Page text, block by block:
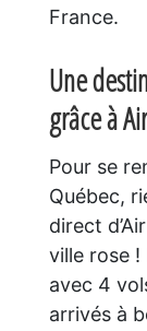
France.
Une
grâce à
Pour se
Québec,
direct
ville rose !
avec 4
arrivés à